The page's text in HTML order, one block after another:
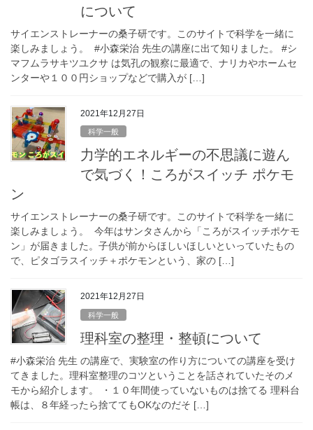
について
サイエンストレーナーの桑子研です。このサイトで科学を一緒に
楽しみましょう。 #小森栄治 先生の講座に出て知りました。 #シ
マフムラサキツユクサ は気孔の観察に最適で、ナリカやホームセ
ンターや１００円ショップなどで購入が […]
2021年12月27日
科学一般
力学的エネルギーの不思議に遊ん
で気づく！ころがスイッチ ポケモ
ン
サイエンストレーナーの桑子研です。このサイトで科学を一緒に
楽しみましょう。 今年はサンタさんから「ころがスイッチポケモ
ン」が届きました。子供が前からほしいほしいといっていたもの
で、ピタゴラスイッチ＋ポケモンという、家の […]
2021年12月27日
科学一般
理科室の整理・整頓について
#小森栄治 先生 の講座で、実験室の作り方についての講座を受け
てきました。理科室整理のコツということを話されていたそのメ
モから紹介します。 ・１０年間使っていないものは捨てる 理科台
帳は、８年経ったら捨ててもOKなのだそ […]